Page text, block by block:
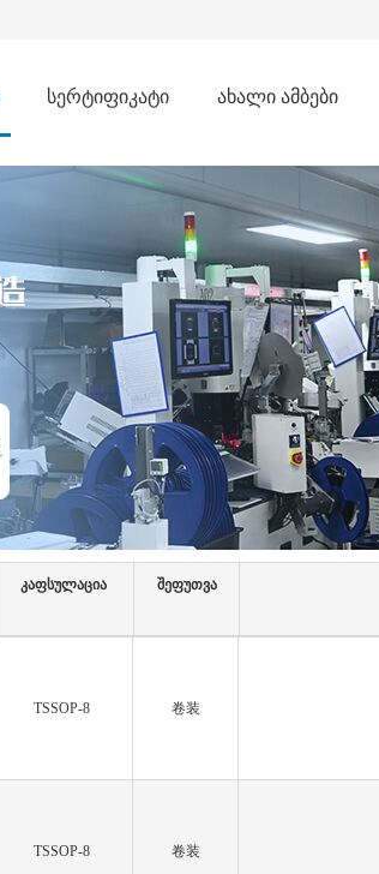
სერტიფიკატი ახალი ამბები
კაფსულაცია შეფუთვა
TSSOP-8 卷装
TSSOP-8 卷装